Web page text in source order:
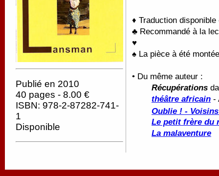
Publié en 2010
40 pages - 8.00 €
ISBN: 978-2-87282-741-
1
Disponible
♦ Traduction
♣ Recommandé à la
♥
♠ La pièce à été
• Du même auteur :
Récupérations
théâtre africain -
Oublie ! -
Le petit frère du
La malaventure